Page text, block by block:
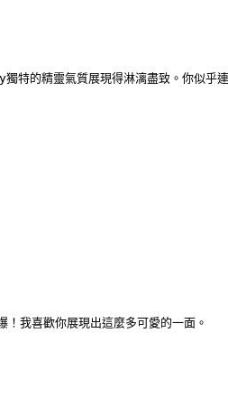
獨特的精靈氣質展現得淋漓盡致。你似乎
！我喜歡你展現出這麼多可愛的一面。